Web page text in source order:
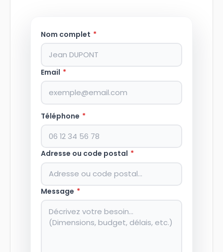
Nom complet *
Email *
Téléphone *
Adresse ou code postal *
Message *